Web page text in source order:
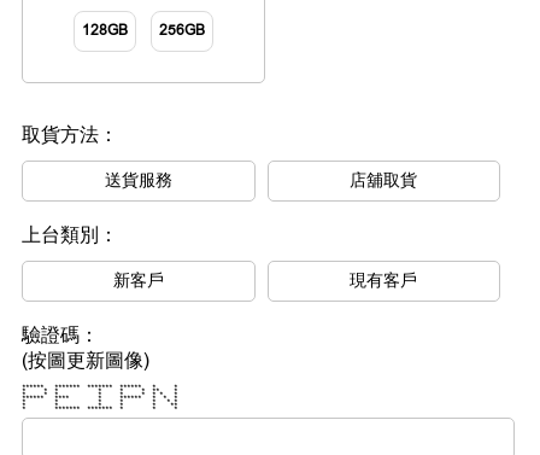
128GB 256GB
取貨方法：
送貨服務 店舖取貨
上台類別：
新客戶 現有客戶
驗證碼：
(按圖更新圖像)
****** ******* ******* ****** * *
* * * * * * ** *
* * * * * * * * *
****** **** * ****** * * *
* * * * * * *
* * * * * **
* ******* ******* * * *